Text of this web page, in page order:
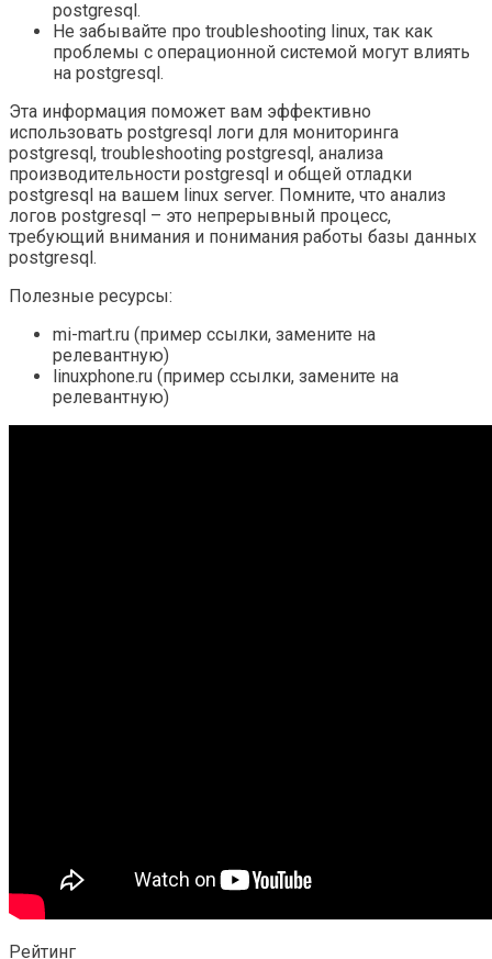
postgresql.
Не забывайте про troubleshooting linux, так как
проблемы с операционной системой могут влиять
на postgresql.
Эта информация поможет вам эффективно
использовать postgresql логи для мониторинга
postgresql, troubleshooting postgresql, анализа
производительности postgresql и общей отладки
postgresql на вашем linux server. Помните, что анализ
логов postgresql – это непрерывный процесс,
требующий внимания и понимания работы базы данных
postgresql.
Полезные ресурсы:
mi-mart.ru (пример ссылки, замените на
релевантную)
linuxphone.ru (пример ссылки, замените на
релевантную)
Рейтинг